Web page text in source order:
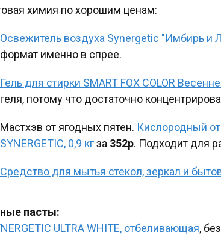
химия по хорошим ценам:
Освежитель воздуха Synergetic "Имбирь и
формат именно в спрее.
Гель для стирки SMART FOX COLOR
геля, потому что достаточно
Мастхэв от ягодных пятен. Кислородный
SYNERGETIC, 0,9 кгза 352р. Подходит для
Средство для мытья стекол, зеркал и
пасты:
ULTRA WHITE, отбеливающая,